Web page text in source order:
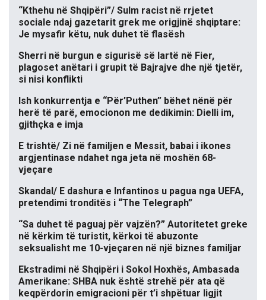
“Kthehu në Shqipëri”/ Sulm racist në rrjetet
sociale ndaj gazetarit grek me origjinë shqiptare:
Je mysafir këtu, nuk duhet të flasësh
Sherri në burgun e sigurisë së lartë në Fier,
plagoset anëtari i grupit të Bajrajve dhe një tjetër,
si nisi konflikti
Ish konkurrentja e “Për’Puthen” bëhet nënë për
herë të parë, emocionon me dedikimin: Dielli im,
gjithçka e imja
E trishtë/ Zi në familjen e Messit, babai i ikones
argjentinase ndahet nga jeta në moshën 68-
vjeçare
Skandal/ E dashura e Infantinos u pagua nga UEFA,
pretendimi tronditës i “The Telegraph”
“Sa duhet të paguaj për vajzën?” Autoritetet greke
në kërkim të turistit, kërkoi të abuzonte
seksualisht me 10-vjeçaren në një biznes familjar
Ekstradimi në Shqipëri i Sokol Hoxhës, Ambasada
Amerikane: SHBA nuk është strehë për ata që
keqpërdorin emigracioni për t’i shpëtuar ligjit